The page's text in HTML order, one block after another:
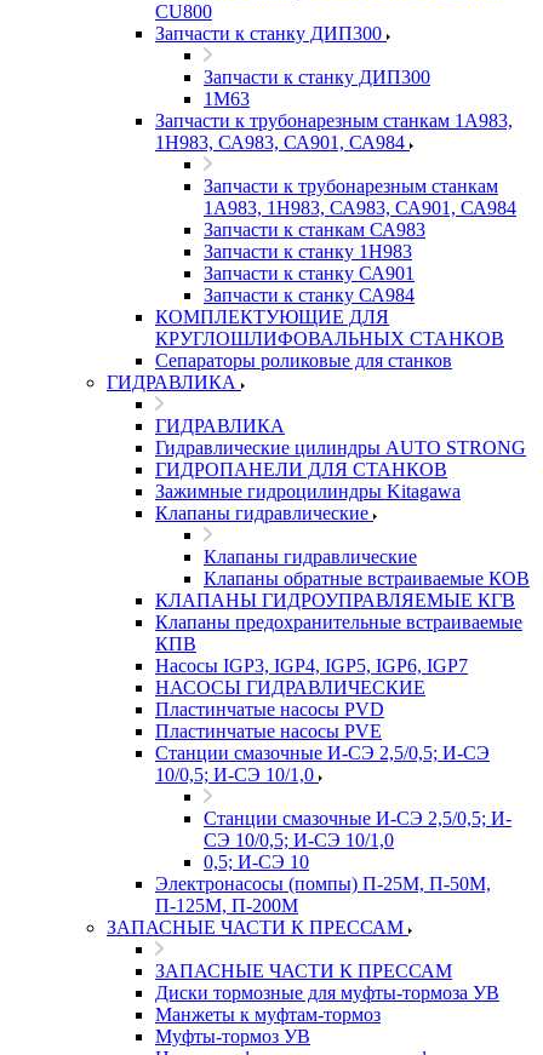
CU800
Запчасти к станку ДИП300
Запчасти к станку ДИП300
1М63
Запчасти к трубонарезным станкам 1А983,
1Н983, СА983, СА901, СА984
Запчасти к трубонарезным станкам
1А983, 1Н983, СА983, СА901, СА984
Запчасти к станкам СА983
Запчасти к станку 1Н983
Запчасти к станку СА901
Запчасти к станку СА984
КОМПЛЕКТУЮЩИЕ ДЛЯ
КРУГЛОШЛИФОВАЛЬНЫХ СТАНКОВ
Сепараторы роликовые для станков
ГИДРАВЛИКА
ГИДРАВЛИКА
Гидравлические цилиндры AUTO STRONG
ГИДРОПАНЕЛИ ДЛЯ СТАНКОВ
Зажимные гидроцилиндры Kitagawa
Клапаны гидравлические
Клапаны гидравлические
Клапаны обратные встраиваемые КОВ
КЛАПАНЫ ГИДРОУПРАВЛЯЕМЫЕ КГВ
Клапаны предохранительные встраиваемые
КПВ
Насосы IGP3, IGP4, IGP5, IGP6, IGP7
НАСОСЫ ГИДРАВЛИЧЕСКИЕ
Пластинчатые насосы PVD
Пластинчатые насосы PVE
Станции смазочные И-СЭ 2,5/0,5; И-СЭ
10/0,5; И-СЭ 10/1,0
Станции смазочные И-СЭ 2,5/0,5; И-
СЭ 10/0,5; И-СЭ 10/1,0
0,5; И-СЭ 10
Электронасосы (помпы) П-25М, П-50М,
П-125М, П-200М
ЗАПАСНЫЕ ЧАСТИ К ПРЕССАМ
ЗАПАСНЫЕ ЧАСТИ К ПРЕССАМ
Диски тормозные для муфты-тормоза УВ
Манжеты к муфтам-тормоз
Муфты-тормоз УВ